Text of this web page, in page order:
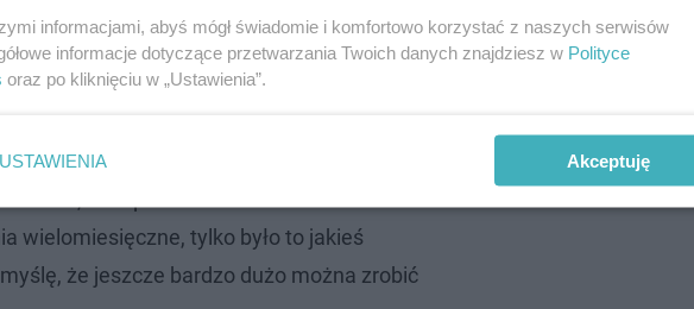
i tak naprawdę prosto z tego sezonu,
przygotowań na domkach studenckich.
moje jedyne przygotowanie, więc nie
wielomiesięczne, tylko było to jakieś
że jeszcze bardzo dużo można zrobić
informacjami, abyś mógł świadomie i komfortowo korzystać z naszych serwisów
informacje dotyczące przetwarzania Twoich danych znajdziesz w Polityce
oraz po kliknięciu w „Ustawienia”.
USTAWIENIA Akceptuję